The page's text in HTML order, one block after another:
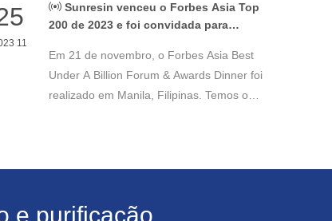
11
Sunresin venceu o Forbes Asia Top
200 de 2023 e foi convidada para
Em 21 de novembro, o Forbes Asia Best
Under A Billion Forum & Awards Dinner foi
realizado em Manila, Filipinas. Temos o
e purificação